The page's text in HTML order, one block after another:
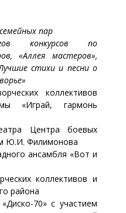
пар
конкурсов по
«Аллея мастеров»,
стихи и песни о
коллективов
«Играй, гармонь
Центра боевых
Ю.И. Филимонова
ансамбля «Вот и
коллективов и
района
70» с участием